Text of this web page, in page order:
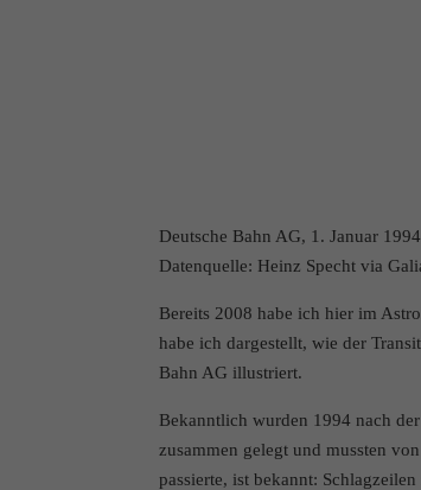
Deutsche Bahn AG, 1. Januar
Datenquelle: Heinz Specht via
Bereits 2008 habe ich hier im
habe ich dargestellt, wie der
Bahn AG illustriert.
Bekanntlich wurden 1994 nach
zusammen gelegt und mussten
passierte, ist bekannt: